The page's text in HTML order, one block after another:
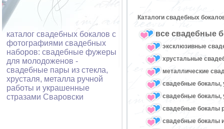
каталог свадебных бокалов с
фотографиями свадебных
наборов: свадебные фужеры
для молодоженов -
свадебные пары из стекла,
хрусталя, металла ручной
работы и украшенные
стразами Сваровски
Каталоги свадебных
все свадебные
эксклюзивные
хрустальные
металлические
свадебные бокалы,
свадебные бокалы,
свадебные бокалы
свадебные бокалы